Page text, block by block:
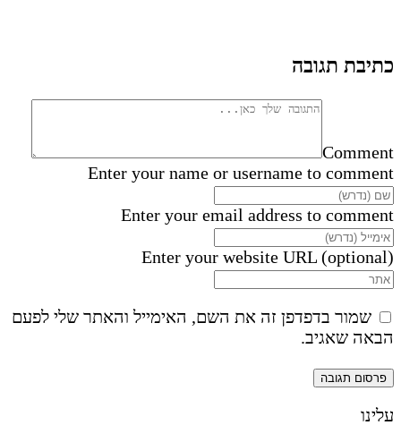
כתיבת תגובה
Comment
Enter your name or username to comment
Enter your email address to comment
Enter your website URL (optional)
שמור בדפדפן זה את השם, האימייל והאתר שלי לפעם
הבאה שאגיב.
עלינו